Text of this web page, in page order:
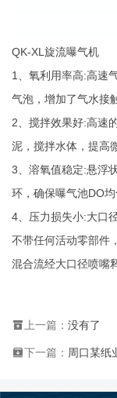
QK-XL旋流曝气机
1、氧利用率高:高速
气泡，增加了气水接
2、搅拌效果好:高速
泥，搅拌水体，提高
3、溶氧值稳定:悬浮
环，确保曝气池DO
4、压力损失小:大口
不带任何活动零部件
混合流经大口径喷嘴
上一篇： 没有了
下一篇： 周口某纸